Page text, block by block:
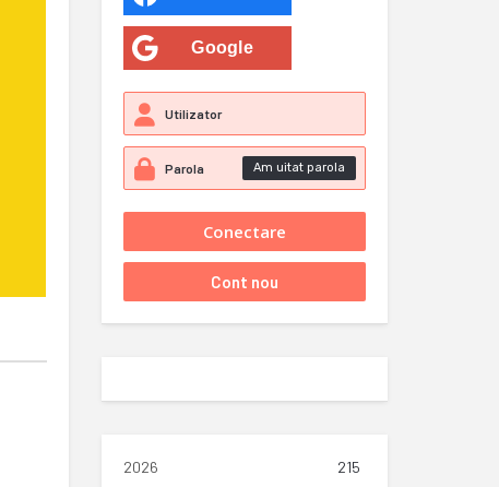
Google
Am uitat parola
2026 215